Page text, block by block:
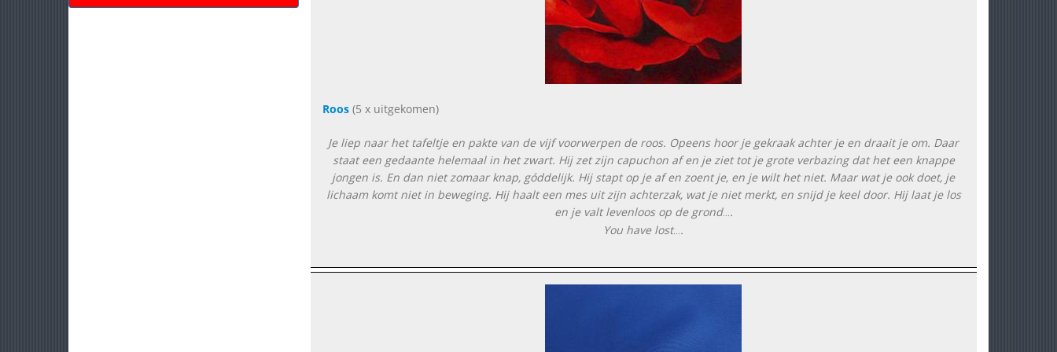
Roos(5 x uitgekomen)
Je liep naar het tafeltje en pakte van de vijf voorwerpen de roos. Opeens hoor je gekraak achter je en draait je om. Daar
staat een gedaante helemaal in het zwart. Hij zet zijn capuchon af en je ziet tot je grote verbazing dat het een knappe
jongen is. En dan niet zomaar knap, góddelijk. Hij stapt op je af en zoent je, en je wilt het niet. Maar wat je ook doet, je
lichaam komt niet in beweging. Hij haalt een mes uit zijn achterzak, wat je niet merkt, en snijd je keel door. Hij laat je los
en je valt levenloos op de grond....
You have lost....